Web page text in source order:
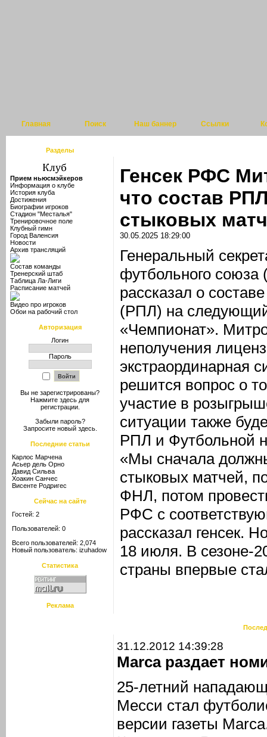
Главная Поиск Наш баннер Ссылки
Разделы
Прием ньюсмэйкеров
Информация о клубе
История клуба
Достижения
Биографии игроков
Стадион "Месталья"
Тренировочное поле
Клубный гимн
Город Валенсия
Новости
Архив трансляций
Состав команды
Тренерский штаб
Таблица Ла-Лиги
Расписание матчей
Видео про игроков
Обои на рабочий стол
Авторизация
Логин
Пароль
Вы не зарегистрированы?
Нажмите здесь для
регистрации.
Забыли пароль?
Запросите новый здесь.
Последние статьи
Карлос Марчена
Асьер дель Орно
Давид Сильва
Хоакин Санчес
Висенте Родригес
Сейчас на сайте
Гостей: 2
Пользователей: 0
Всего пользователей: 2,074
Новый пользователь: izuhadow
Статистика
Реклама
Генсек РФС
что состав
стыковых
30.05.2025 18:29:00
Генеральный
футбольного
рассказал о
(РПЛ) на следующий
«Чемпионат».
неполучения
экстраординарная
решится вопрос о
участие в
ситуации также
РПЛ и Футбольной
«Мы сначала
стыковых матчей,
ФНЛ, потом
РФС с
рассказал генсек.
18 июля. В сезоне-
страны впервые
31.12.2012 14:39:28
Marca раздает
25-летний
Месси стал
версии газеты